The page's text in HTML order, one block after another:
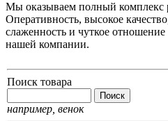
Мы оказываем полный комплекс
Оперативность, высокое
слаженность и чуткое
нашей компании.
Поиск товара
например, венок